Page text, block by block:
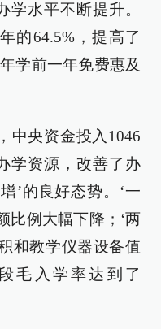
学水平不断提升。
的64.5%，提高了
学前一年免费惠及
中央资金投入1046
学资源，改善了办
’的良好态势。‘一
比例大幅下降；‘两
和教学仪器设备值
毛入学率达到了